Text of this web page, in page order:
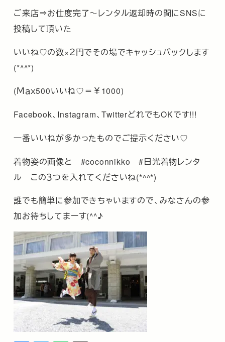
ご来店⇒お仕度完了～レンタル返却時の間にSNSに
投稿して頂いた
いいね♡の数×２円でその場でキャッシュバックします
(*^^*)
(Ｍａｘ500いいね♡＝￥1000)
Facebook、Instagram、TwitterどれでもOKです!!!
一番いいねが多かったものでご提示ください♡
着物姿の画像と #coconnikko #日光着物レンタ
ル この３つを入れてくださいね(*^^*)
誰でも簡単に参加できちゃいますので、みなさんの参
加お待ちしてまーす(^^♪